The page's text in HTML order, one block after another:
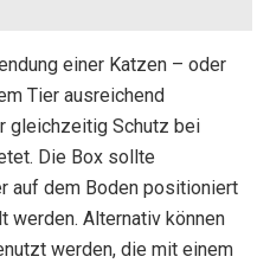
einer Katzen – oder
Tier ausreichend
gleichzeitig Schutz bei
Die Box sollte
auf dem Boden positioniert
werden. Alternativ können
werden, die mit einem